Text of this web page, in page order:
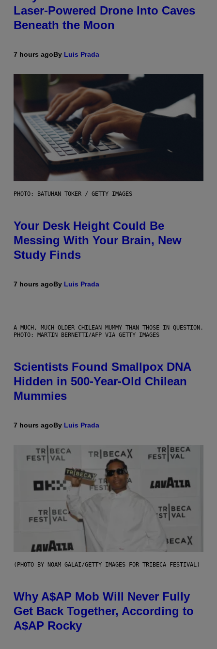
Laser-Powered Drone Into Caves
Beneath the Moon
7 hours agoBy Luis Prada
PHOTO: BATUHAN TOKER / GETTY IMAGES
Your Desk Height Could Be
Messing With Your Brain, New
Study Finds
7 hours agoBy Luis Prada
A MUCH, MUCH OLDER CHILEAN MUMMY THAN THOSE IN QUESTION.
PHOTO: MARTIN BERNETTI/AFP VIA GETTY IMAGES
Scientists Found Smallpox DNA
Hidden in 500-Year-Old Chilean
Mummies
7 hours agoBy Luis Prada
(PHOTO BY NOAM GALAI/GETTY IMAGES FOR TRIBECA FESTIVAL)
Why A$AP Mob Will Never Fully
Get Back Together, According to
A$AP Rocky